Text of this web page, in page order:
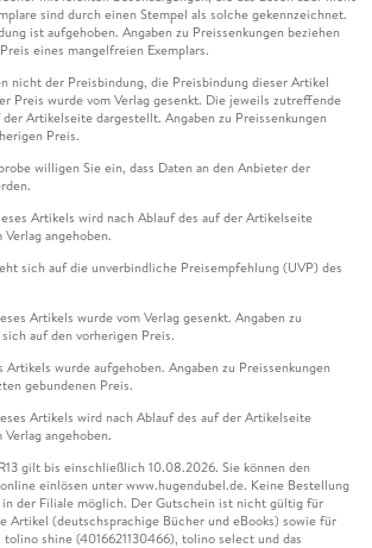
sind durch einen Stempel als solche gekennzeichnet.
ist aufgehoben. Angaben zu Preissenkungen beziehen
eines mangelfreien Exemplars.
nicht der Preisbindung, die Preisbindung dieser Artikel
Preis wurde vom Verlag gesenkt. Die jeweils zutreffende
Artikelseite dargestellt. Angaben zu Preissenkungen
Preis.
willigen Sie ein, dass Daten an den Anbieter der
Artikels wird nach Ablauf des auf der Artikelseite
angehoben.
sich auf die unverbindliche Preisempfehlung (UVP) des
Artikels wurde vom Verlag gesenkt. Angaben zu
auf den vorherigen Preis.
Artikels wurde aufgehoben. Angaben zu Preissenkungen
gebundenen Preis.
Artikels wird nach Ablauf des auf der Artikelseite
angehoben.
gilt bis einschließlich 10.08.2026. Sie können den
einlösen unter www.hugendubel.de. Keine Bestellung
der Filiale möglich. Der Gutschein ist nicht gültig für
Artikel (deutschsprachige Bücher und eBooks) sowie für
tolino shine (4016621130466), tolino select und das